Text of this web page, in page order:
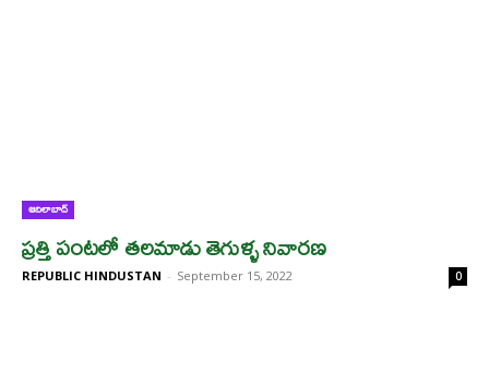
ఆదిలాబాద్
ప్రత్తి పంటలో తలమాడు తెగుళ్ళ నివారణ
REPUBLIC HINDUSTAN - September 15, 2022 0